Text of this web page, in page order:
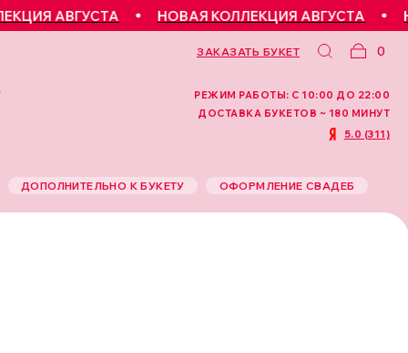
АВГУСТА НОВАЯ КОЛЛЕКЦИЯ АВГУСТА
0
ЗАКАЗАТЬ БУКЕТ
5.0 (311)
ДОСТАВКА БУКЕТОВ ~ 180 МИНУТ
РЕЖИМ РАБОТЫ: С 10:00 ДО 22:00
ДОПОЛНИТЕЛЬНО К БУКЕТУ ОФОРМЛЕНИЕ СВАДЕБ